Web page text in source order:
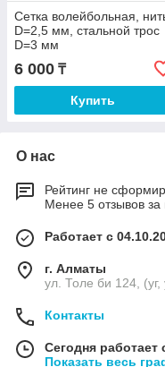
Сетка волейбольная,
D=2,5 мм, стальной трос
D=3 мм
6 000 ₸
Купить
О нас
Рейтинг не
Менее 5 отзывов за
Работает с
г. Алматы
ул. Толе би 124,
Контакты
Сегодня работает
Показать весь